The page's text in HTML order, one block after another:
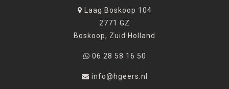
Laag Boskoop 104
2771 GZ
Boskoop, Zuid Holland
06 28 58 16 50
info@hgeers.nl